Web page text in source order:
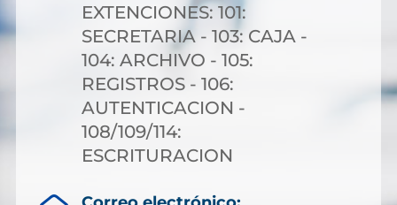
EXTENCIONES: 101:
SECRETARIA - 103: CAJA -
104: ARCHIVO - 105:
REGISTROS - 106:
AUTENTICACION -
108/109/114:
ESCRITURACION